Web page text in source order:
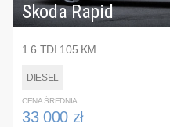
Skoda Rapid
1.6 TDI 105 KM
DIESEL
CENA ŚREDNIA
33 000 zł